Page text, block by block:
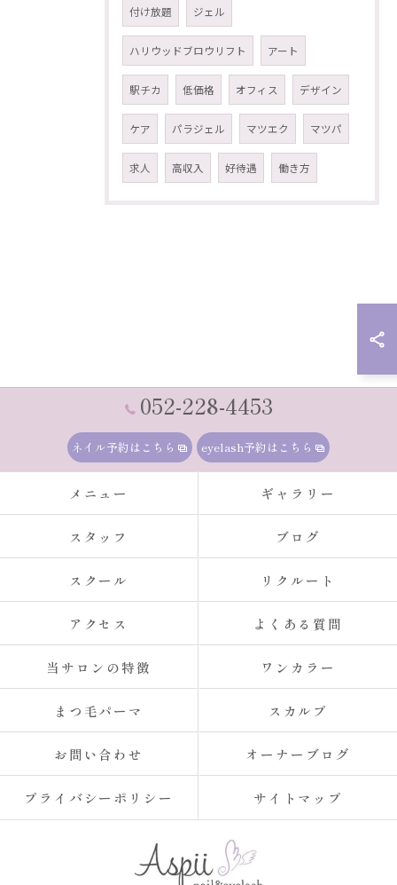
付け放題 ジェル
ハリウッドブロウリフト アート
駅チカ 低価格 オフィス デザイン
ケア パラジェル マツエク マツパ
求人 高収入 好待遇 働き方
052-228-4453
ネイル予約はこちら eyelash予約はこちら
メニュー ギャラリー
スタッフ ブログ
スクール リクルート
アクセス よくある質問
当サロンの特徴 ワンカラー
まつ毛パーマ スカルプ
お問い合わせ オーナーブログ
プライバシーポリシー サイトマップ